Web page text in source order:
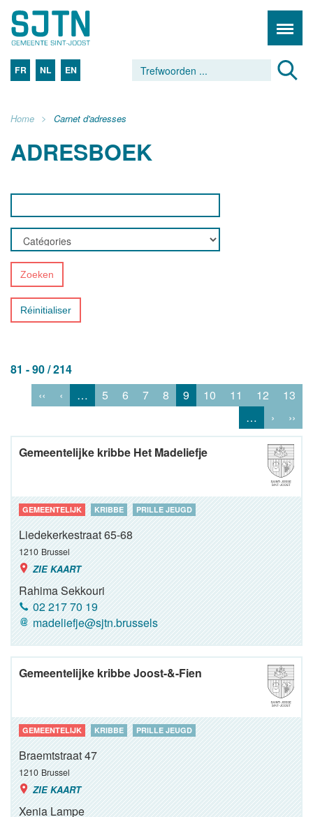
FR NL EN
Home Carnet d'adresses
ADRESBOEK
Zoeken
Réinitialiser
81 - 90 / 214
‹‹
‹ … 5 6 7 8 9 10 11 12
13
…
› ››
Gemeentelijke kribbe Het Madeliefje
GEMEENTELIJK KRIBBE PRILLE JEUGD
Liedekerkestraat 65-68
1210 Brussel
ZIE KAART
Rahima Sekkouri
02 217 70 19
madeliefje@sjtn.brussels
Gemeentelijke kribbe Joost-&-Fien
GEMEENTELIJK KRIBBE PRILLE JEUGD
Braemtstraat 47
1210 Brussel
ZIE KAART
Xenia Lampe